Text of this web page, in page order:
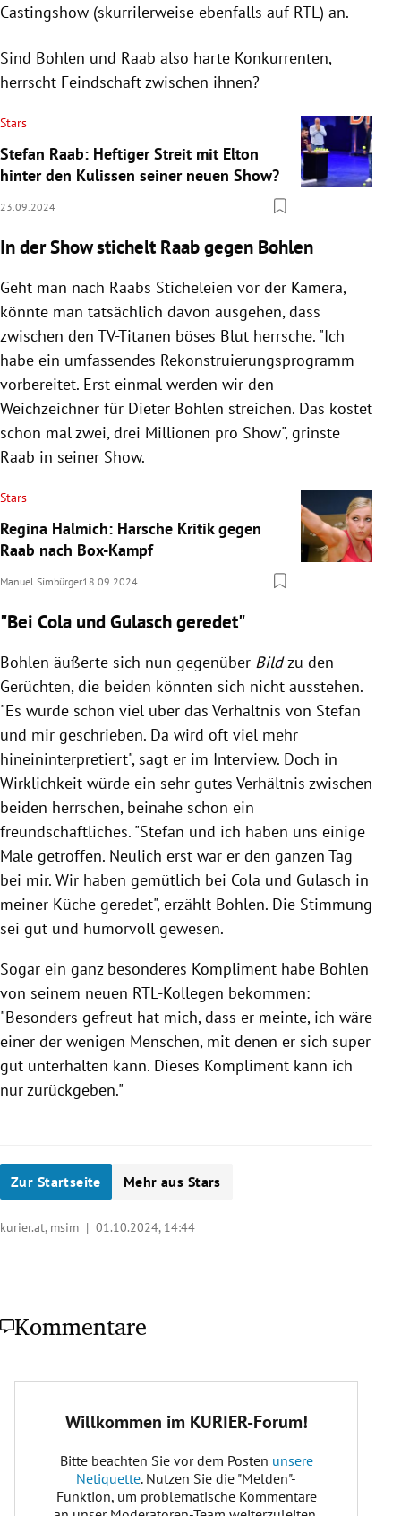
Castingshow (skurrilerweise ebenfalls auf RTL) an.
Sind Bohlen und Raab also harte Konkurrenten,
herrscht Feindschaft zwischen ihnen?
Stars
Stefan Raab: Heftiger Streit mit Elton
hinter den Kulissen seiner neuen Show?
23.09.2024
In der Show stichelt Raab gegen Bohlen
Geht man nach Raabs Sticheleien vor der Kamera,
könnte man tatsächlich davon ausgehen, dass
zwischen den TV-Titanen böses Blut herrsche. "Ich
habe ein umfassendes Rekonstruierungsprogramm
vorbereitet. Erst einmal werden wir den
Weichzeichner für Dieter Bohlen streichen. Das kostet
schon mal zwei, drei Millionen pro Show", grinste
Raab in seiner Show.
Stars
Regina Halmich: Harsche Kritik gegen
Raab nach Box-Kampf
Manuel Simbürger18.09.2024
"Bei Cola und Gulasch geredet"
Bohlen äußerte sich nun gegenüber Bildzu den
Gerüchten, die beiden könnten sich nicht ausstehen.
"Es wurde schon viel über das Verhältnis von Stefan
und mir geschrieben. Da wird oft viel mehr
hineininterpretiert", sagt er im Interview. Doch in
Wirklichkeit würde ein sehr gutes Verhältnis zwischen
beiden herrschen, beinahe schon ein
freundschaftliches. "Stefan und ich haben uns einige
Male getroffen. Neulich erst war er den ganzen Tag
bei mir. Wir haben gemütlich bei Cola und Gulasch in
meiner Küche geredet", erzählt Bohlen. Die Stimmung
sei gut und humorvoll gewesen.
Sogar ein ganz besonderes Kompliment habe Bohlen
von seinem neuen RTL-Kollegen bekommen:
"Besonders gefreut hat mich, dass er meinte, ich wäre
einer der wenigen Menschen, mit denen er sich super
gut unterhalten kann. Dieses Kompliment kann ich
nur zurückgeben."
Zur Startseite Mehr aus Stars
kurier.at, msim | 01.10.2024, 14:44
Kommentare